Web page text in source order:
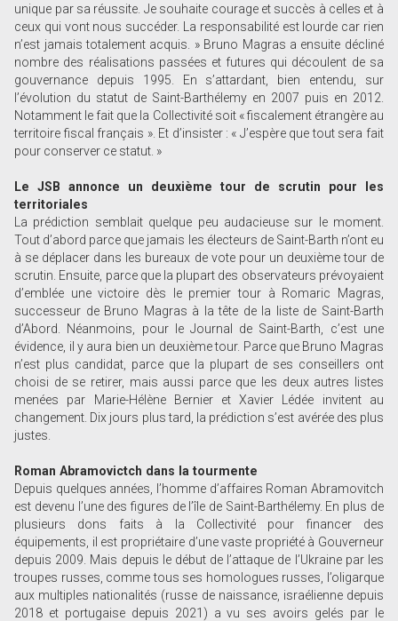
unique par sa réussite. Je souhaite courage et succès à celles et à
ceux qui vont nous succéder. La responsabilité est lourde car rien
n’est jamais totalement acquis. » Bruno Magras a ensuite décliné
nombre des réalisations passées et futures qui découlent de sa
gouvernance depuis 1995. En s’attardant, bien entendu, sur
l’évolution du statut de Saint-Barthélemy en 2007 puis en 2012.
Notamment le fait que la Collectivité soit « fiscalement étrangère au
territoire fiscal français ». Et d’insister : « J’espère que tout sera fait
pour conserver ce statut. »
Le JSB annonce un deuxième tour de scrutin pour les
territoriales
La prédiction semblait quelque peu audacieuse sur le moment.
Tout d’abord parce que jamais les électeurs de Saint-Barth n’ont eu
à se déplacer dans les bureaux de vote pour un deuxième tour de
scrutin. Ensuite, parce que la plupart des observateurs prévoyaient
d’emblée une victoire dès le premier tour à Romaric Magras,
successeur de Bruno Magras à la tête de la liste de Saint-Barth
d’Abord. Néanmoins, pour le Journal de Saint-Barth, c’est une
évidence, il y aura bien un deuxième tour. Parce que Bruno Magras
n’est plus candidat, parce que la plupart de ses conseillers ont
choisi de se retirer, mais aussi parce que les deux autres listes
menées par Marie-Hélène Bernier et Xavier Lédée invitent au
changement. Dix jours plus tard, la prédiction s’est avérée des plus
justes.
Roman Abramovictch dans la tourmente
Depuis quelques années, l’homme d’affaires Roman Abramovitch
est devenu l’une des figures de l’île de Saint-Barthélemy. En plus de
plusieurs dons faits à la Collectivité pour financer des
équipements, il est propriétaire d’une vaste propriété à Gouverneur
depuis 2009. Mais depuis le début de l’attaque de l’Ukraine par les
troupes russes, comme tous ses homologues russes, l’oligarque
aux multiples nationalités (russe de naissance, israélienne depuis
2018 et portugaise depuis 2021) a vu ses avoirs gelés par le